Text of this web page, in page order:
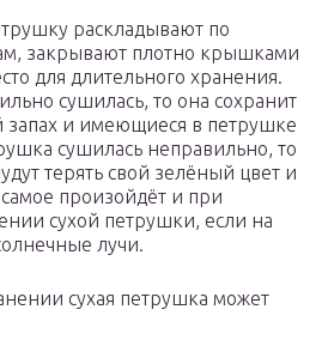
раскладывают по
закрывают плотно крышками
для длительного хранения.
сушилась, то она сохранит
запах и имеющиеся в петрушке
сушилась неправильно, то
терять свой зелёный цвет и
произойдёт и при
сухой петрушки, если на
лучи.
сухая петрушка может